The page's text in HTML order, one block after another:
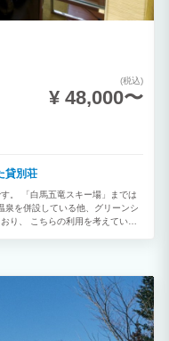
(税込)
¥ 48,000〜
貸別荘
。 「白馬五竜スキー場」までは
泉を併設している他、グリーンシ
り、 こちらの利用を考えている